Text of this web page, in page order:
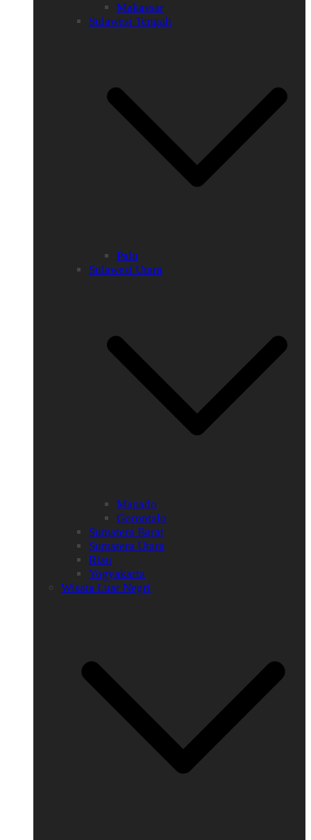
Makassar
Sulawesi Tengah
Palu
Sulawesi Utara
Manado
Gorontalo
Sumatera Barat
Sumatera Utara
Riau
Yogyakarta
Wisata Luar Negri